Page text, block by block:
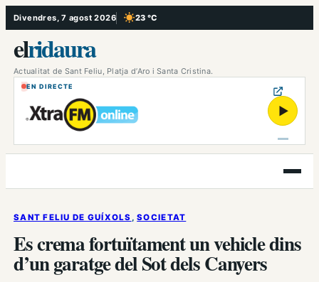
Vés
al
contingut
Divendres, 7 agost 2026 23 °C
, Cel serè
elridaura
Actualitat de Sant Feliu, Platja d’Aro i Santa Cristina.
EN DIRECTE
▶
Obre
el
SANT FELIU DE GUÍXOLS , SOCIETAT
Es crema fortuïtament un vehicle dins
d’un garatge del Sot dels Canyers